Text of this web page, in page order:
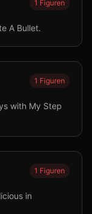
1 Figuren
A Bullet.
1 Figuren
with My Step
1 Figuren
in